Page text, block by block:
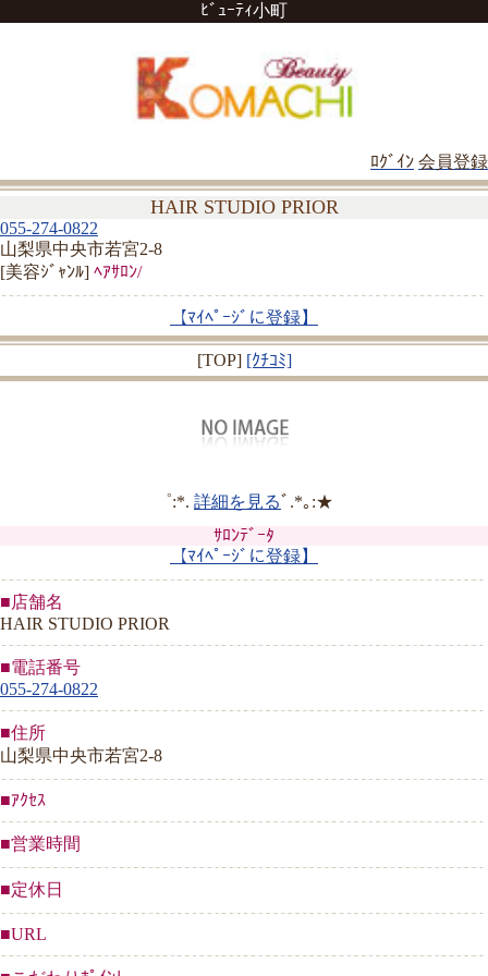
ﾋﾞｭｰﾃｨ小町
ﾛｸﾞｲﾝ 会員登録
HAIR STUDIO PRIOR
055-274-0822
山梨県中央市若宮2-8
[美容ｼﾞｬﾝﾙ] ﾍｱｻﾛﾝ/
【ﾏｲﾍﾟｰｼﾞに登録】
[TOP] [ｸﾁｺﾐ]
゜:*. 詳細を見るﾞ.*｡:★
ｻﾛﾝﾃﾞｰﾀ
【ﾏｲﾍﾟｰｼﾞに登録】
■店舗名
HAIR STUDIO PRIOR
■電話番号
055-274-0822
■住所
山梨県中央市若宮2-8
■ｱｸｾｽ
■営業時間
■定休日
■URL